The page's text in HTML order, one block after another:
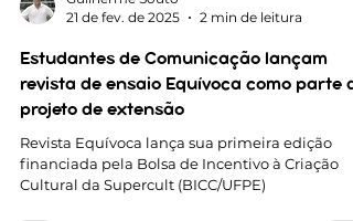
Guilherme Souto
21 de fev. de 2025
Estudantes de Comunicação lançam
revista de ensaio Equívoca como parte
projeto de extensão